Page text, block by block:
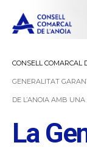
CONSELL COMARCAL
GENERALITAT
DE L’ANOIA AMB
La